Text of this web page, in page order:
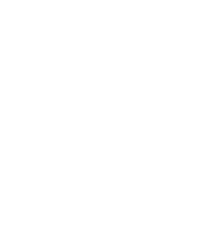
перевірені засоби
тривалий час зберігає